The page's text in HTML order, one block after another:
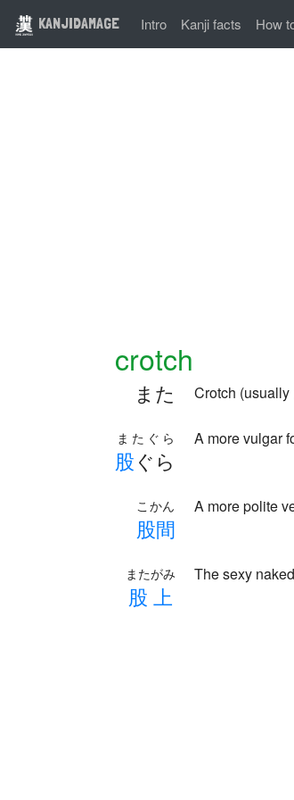
KANJIDAMAGE Intro Kanji facts How
crotch
また Crotch (usually
股ぐら
またぐら A more vulgar
股間
こかん A more polite
股 上
またがみ The sexy